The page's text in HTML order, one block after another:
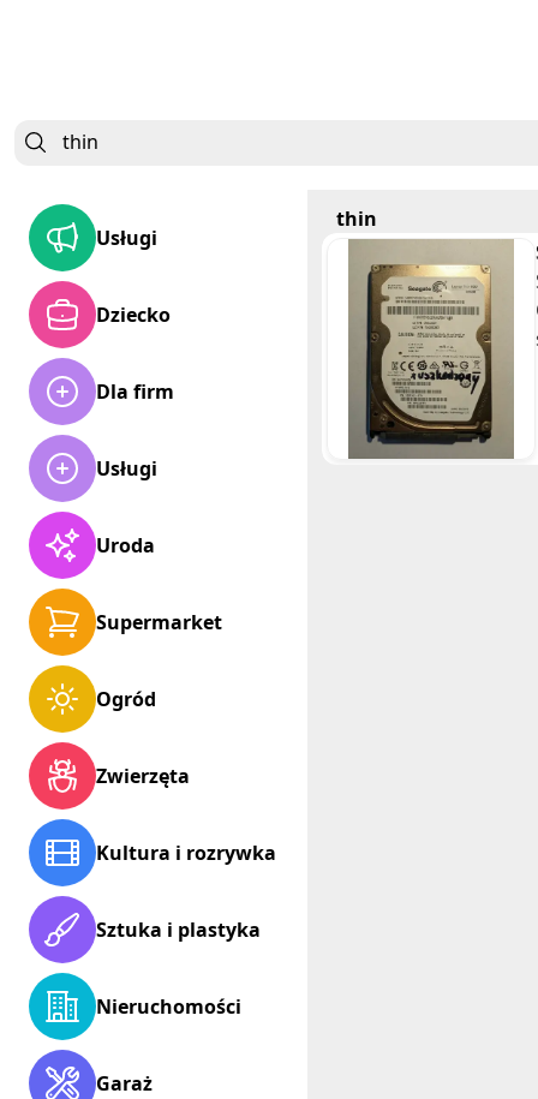
Usługi
Dziecko
Dla firm
Usługi
Uroda
Supermarket
Ogród
Zwierzęta
Kultura i rozrywka
Sztuka i plastyka
Nieruchomości
Garaż
thin